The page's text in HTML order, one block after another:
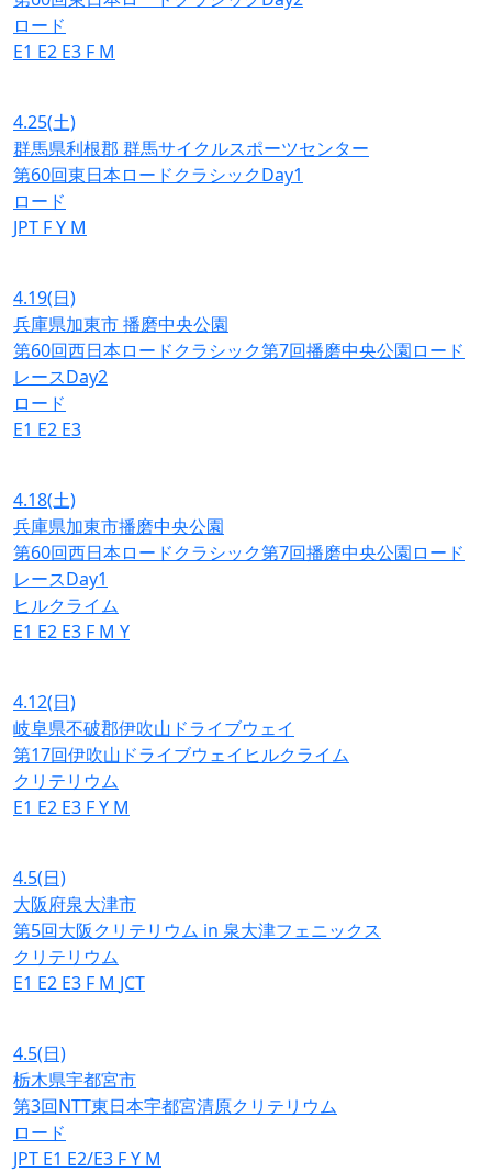
ロード
E1 E2 E3 F M
4.25(土)
群馬県利根郡 群馬サイクルスポーツセンター
第60回東日本ロードクラシックDay1
ロード
JPT FY M
4.19(日)
兵庫県加東市 播磨中央公園
第60回西日本ロードクラシック第7回播磨中央公園ロード
レースDay2
ロード
E1 E2 E3
4.18(土)
兵庫県加東市播磨中央公園
第60回西日本ロードクラシック第7回播磨中央公園ロード
レースDay1
ヒルクライム
E1 E2 E3 F M Y
4.12(日)
岐阜県不破郡伊吹山ドライブウェイ
第17回伊吹山ドライブウェイヒルクライム
クリテリウム
E1 E2 E3 FY M
4.5(日)
大阪府泉大津市
第5回大阪クリテリウム in 泉大津フェニックス
クリテリウム
E1 E2 E3 F M JCT
4.5(日)
栃木県宇都宮市
第3回NTT東日本宇都宮清原クリテリウム
ロード
JPT E1 E2/E3 FY M